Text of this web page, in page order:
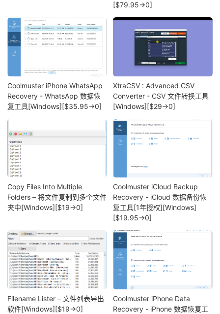
[$79.95→0]
Coolmuster iPhone WhatsApp
Recovery - WhatsApp 数据恢
复工具[Windows][$35.95→0]
XtraCSV : Advanced CSV
Converter - CSV 文件转换工具
[Windows][$29→0]
Copy Files Into Multiple
Folders – 将文件复制到多个文件
夹中[Windows][$19→0]
Coolmuster iCloud Backup
Recovery - iCloud 数据备份恢
复工具[1年授权][Windows]
[$19.95→0]
Filename Lister – 文件列表导出
软件[Windows][$19→0]
Coolmuster iPhone Data
Recovery - iPhone 数据恢复工